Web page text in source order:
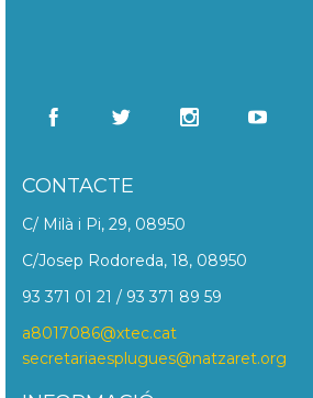
CONTACTE
C/ Milà i Pi, 29, 08950
C/Josep Rodoreda, 18, 08950
93 371 01 21 / 93 371 89 59
a8017086@xtec.cat
secretariaesplugues@natzaret.org